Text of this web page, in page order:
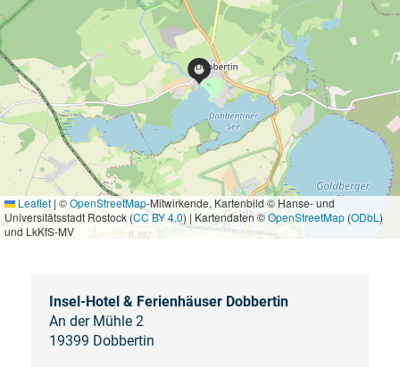
Leaflet | ©OpenStreetMap-Mitwirkende, Kartenbild © Hanse- und
Universitätsstadt Rostock (CC BY 4.0) | Kartendaten ©OpenStreetMap (ODbL )
und LkKfS-MV
Insel-Hotel & Ferienhäuser Dobbertin
An der Mühle 2
19399 Dobbertin